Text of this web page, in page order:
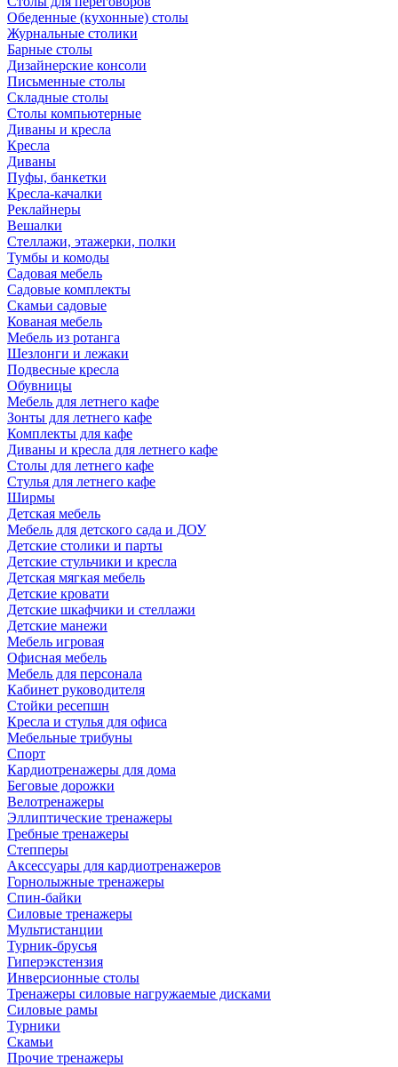
Обеденные (кухонные) столы
Журнальные столики
Барные столы
Дизайнерские консоли
Письменные столы
Складные столы
Столы компьютерные
Диваны и кресла
Кресла
Диваны
Пуфы, банкетки
Кресла-качалки
Реклайнеры
Вешалки
Стеллажи, этажерки, полки
Тумбы и комоды
Садовая мебель
Садовые комплекты
Скамьи садовые
Кованая мебель
Мебель из ротанга
Шезлонги и лежаки
Подвесные кресла
Обувницы
Мебель для летнего кафе
Зонты для летнего кафе
Комплекты для кафе
Диваны и кресла для летнего кафе
Столы для летнего кафе
Стулья для летнего кафе
Ширмы
Детская мебель
Мебель для детского сада и ДОУ
Детские столики и парты
Детские стульчики и кресла
Детская мягкая мебель
Детские кровати
Детские шкафчики и стеллажи
Детские манежи
Мебель игровая
Офисная мебель
Мебель для персонала
Кабинет руководителя
Стойки ресепшн
Кресла и стулья для офиса
Мебельные трибуны
Спорт
Кардиотренажеры для дома
Беговые дорожки
Велотренажеры
Эллиптические тренажеры
Гребные тренажеры
Степперы
Аксессуары для кардиотренажеров
Горнолыжные тренажеры
Спин-байки
Силовые тренажеры
Мультистанции
Турник-брусья
Гиперэкстензия
Инверсионные столы
Тренажеры силовые нагружаемые дисками
Силовые рамы
Турники
Скамьи
Прочие тренажеры